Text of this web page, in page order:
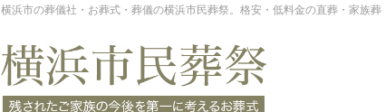
横浜市の葬儀社・お葬式・葬儀の横浜市民葬祭。格安・低料金の直葬・家族葬